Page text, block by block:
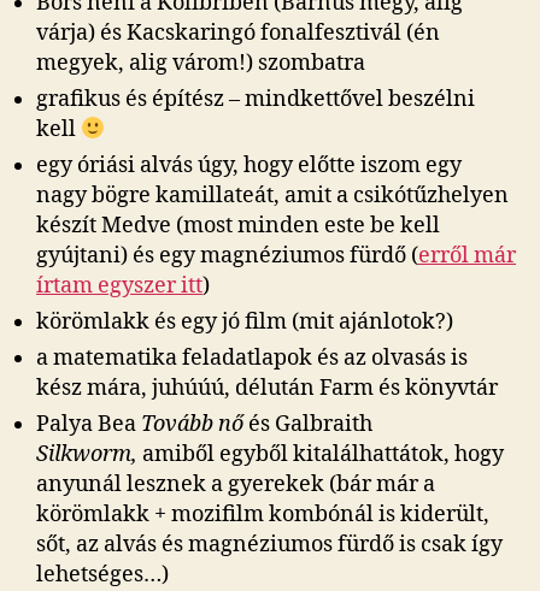
várja) és Kacskaringó fonalfesztivál (én
megyek, alig várom!) szombatra
grafikus és építész – mindkettővel beszélni
kell
egy óriási alvás úgy, hogy előtte iszom egy
nagy bögre kamillateát, amit a csikótűzhelyen
készít Medve (most minden este be kell
gyújtani) és egy magnéziumos fürdő (erről már
írtam egyszer itt)
körömlakk és egy jó film (mit ajánlotok?)
a matematika feladatlapok és az olvasás is
kész mára, juhúúú, délután Farm és könyvtár
Palya Bea Tovább nőés Galbraith
Silkworm, amiből egyből kitalálhattátok, hogy
anyunál lesznek a gyerekek (bár már a
körömlakk + mozifilm kombónál is kiderült,
sőt, az alvás és magnéziumos fürdő is csak így
lehetséges…)